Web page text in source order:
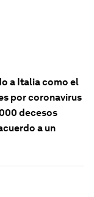
a Italia como el
por coronavirus
decesos
a un